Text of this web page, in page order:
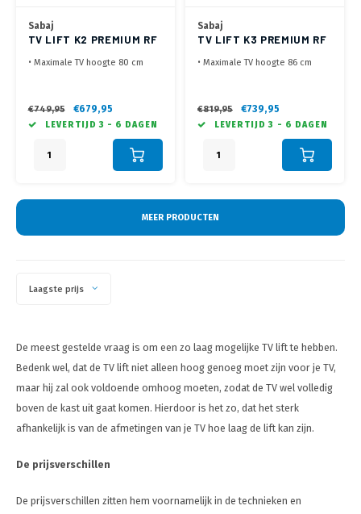
Sabaj
TV LIFT K2 PREMIUM RF
• Maximale TV hoogte 80 cm
optioneel)
meegeleverde RF
• VESA 200x200 tot 600x400,
€749,95 €679,95
LEVERTIJD 3 - 6 DAGEN
Sabaj
TV LIFT K3 PREMIUM RF
• Maximale TV hoogte 86 cm
optioneel)
meegeleverde RF
• VESA 100x100 tot 600x600,
€819,95 €739,95
LEVERTIJD 3 - 6 DAGEN
MEER PRODUCTEN
Laagste prijs
De meest gestelde vraag is om een zo laag mogelijke TV lift te hebben.
Bedenk wel, dat de TV lift niet alleen hoog genoeg moet zijn voor je TV,
maar hij zal ook voldoende omhoog moeten, zodat de TV wel volledig
boven de kast uit gaat komen. Hierdoor is het zo, dat het sterk
afhankelijk is van de afmetingen van je TV hoe laag de lift kan zijn.
De prijsverschillen
De prijsverschillen zitten hem voornamelijk in de technieken en